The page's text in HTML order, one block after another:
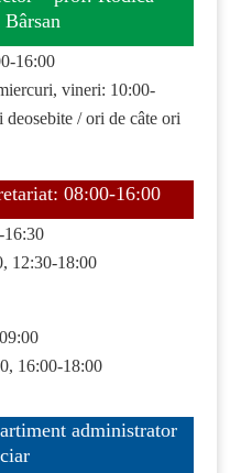
16:00
vineri: 10:00-
deosebite / ori de câte ori
08:00-16:00
12:30-18:00
16:00-18:00
administrator